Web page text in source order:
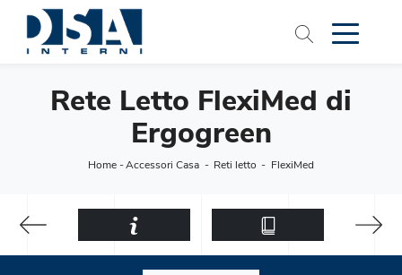
Rete Letto FlexiMed di
Ergogreen
Home-Accessori Casa - Reti letto - FlexiMed